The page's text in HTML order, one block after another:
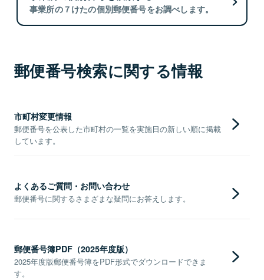
事業所の７けたの個別郵便番号をお調べします。
郵便番号検索に関する情報
市町村変更情報
郵便番号を公表した市町村の一覧を実施日の新しい順に掲載
しています。
よくあるご質問・お問い合わせ
郵便番号に関するさまざまな疑問にお答えします。
郵便番号簿PDF（2025年度版）
2025年度版郵便番号簿をPDF形式でダウンロードできま
す。